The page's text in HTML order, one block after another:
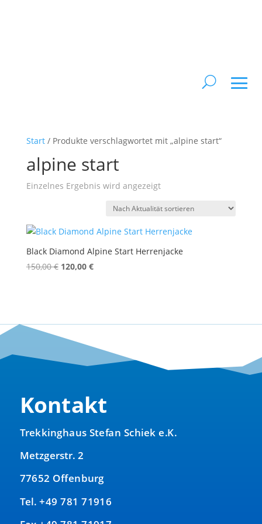
Start/ Produkte verschlagwortet mit „alpine start“
alpine start
Einzelnes Ergebnis wird angezeigt
Black Diamond Alpine Start Herrenjacke
150,00€ Ursprünglicher
120,00 €Aktueller
Kontakt
Trekkinghaus Stefan Schiek e.K.
Metzgerstr. 2
77652 Offenburg
Tel. +49 781 71916